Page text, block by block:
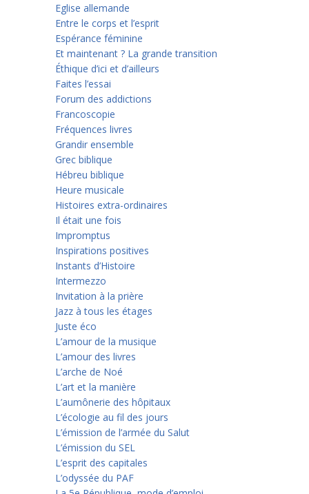
Eglise allemande
Entre le corps et l’esprit
Espérance féminine
Et maintenant ? La grande transition
Éthique d’ici et d’ailleurs
Faites l’essai
Forum des addictions
Francoscopie
Fréquences livres
Grandir ensemble
Grec biblique
Hébreu biblique
Heure musicale
Histoires extra-ordinaires
Il était une fois
Impromptus
Inspirations positives
Instants d’Histoire
Intermezzo
Invitation à la prière
Jazz à tous les étages
Juste éco
L’amour de la musique
L’amour des livres
L’arche de Noé
L’art et la manière
L’aumônerie des hôpitaux
L’écologie au fil des jours
L’émission de l’armée du Salut
L’émission du SEL
L’esprit des capitales
L’odyssée du PAF